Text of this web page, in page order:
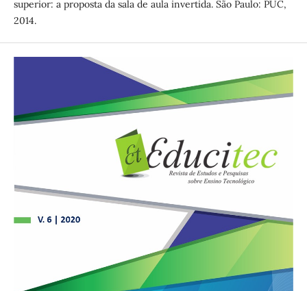
superior: a proposta da sala de aula invertida. São Paulo: PUC,
2014.